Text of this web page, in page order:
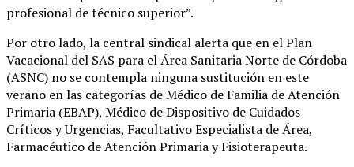
profesional de técnico superior”.
Por otro lado, la central sindical alerta que en el Plan
Vacacional del SAS para el Área Sanitaria Norte de Córdoba
(ASNC) no se contempla ninguna sustitución en este
verano en las categorías de Médico de Familia de Atención
Primaria (EBAP), Médico de Dispositivo de Cuidados
Críticos y Urgencias, Facultativo Especialista de Área,
Farmacéutico de Atención Primaria y Fisioterapeuta.